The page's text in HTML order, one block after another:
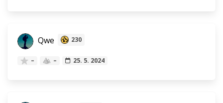
Qwe 230
– – 25. 5. 2024